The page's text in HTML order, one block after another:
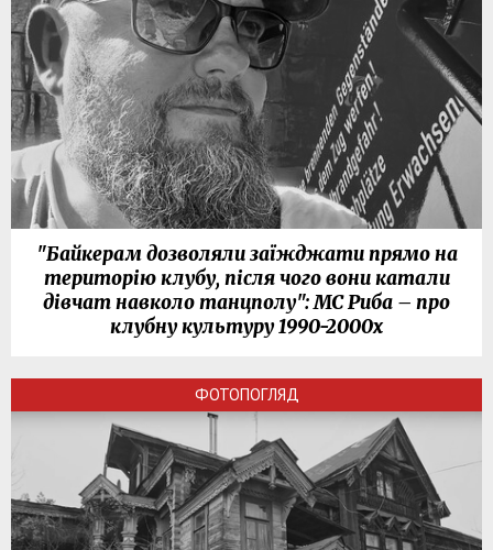
"Байкерам дозволяли заїжджати прямо на
територію клубу, після чого вони катали
дівчат навколо танцполу": МС Риба – про
клубну культуру 1990-2000х
ФОТОПОГЛЯД